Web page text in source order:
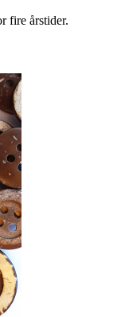
fire årstider.